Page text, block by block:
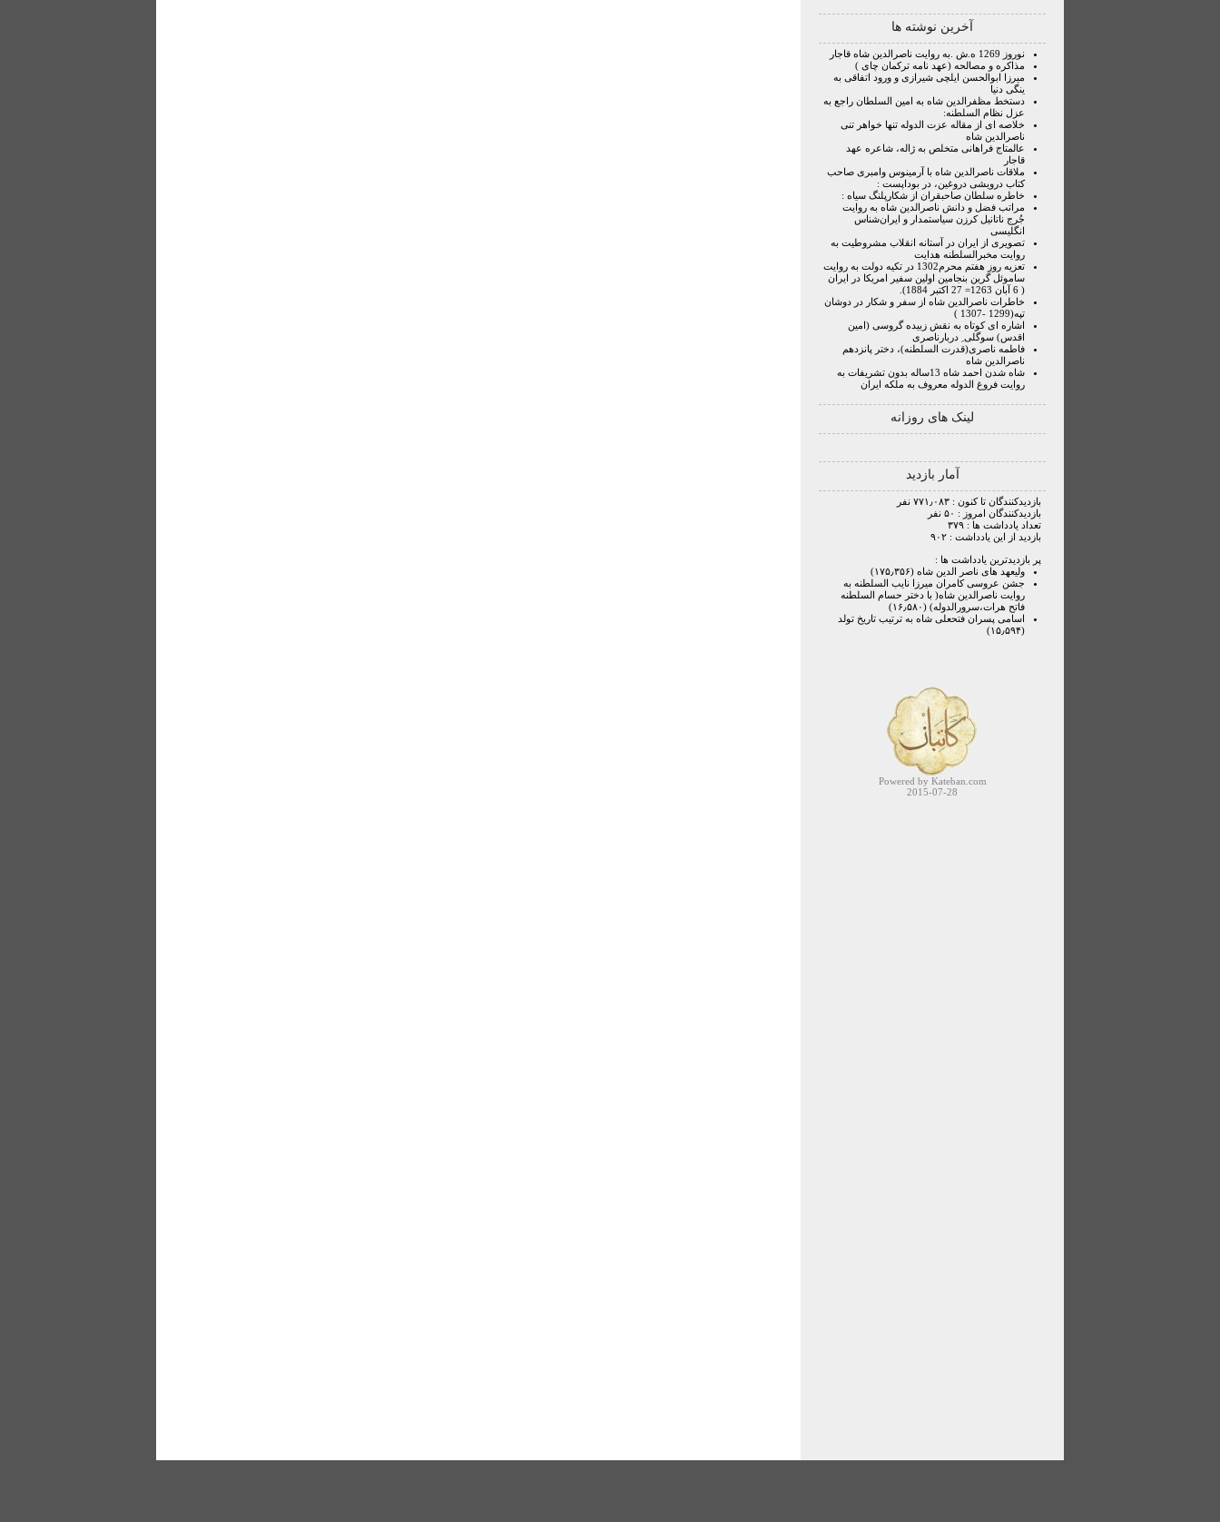
آخرین نوشته ها
نوروز 1269 ه.ش .به روایت ناصرالدین شاه قاجار
مذاکره و مصالحه (عهد نامه ترکمان چای )
میرزا ابوالحسن ایلچی شیرازی و ورود اتفاقی به
ینگی دنیا
دستخط مظفرالدین شاه به امین السلطان راجع به
عزل نظام السلطنه:
خلاصه ای از مقاله عزت الدوله تنها خواهر تنی
ناصرالدین شاه
عالمتاج فراهانی متخلص به ژاله، شاعره عهد
قاجار
ملاقات ناصرالدین شاه با آرمینوس وامبری صاحب
کتاب درویشی دروغین، در بوداپست :
خاطره سلطان صاحبقران از شکارپلنگ سیاه :
مراتب فضل و دانش ناصرالدین شاه به روایت
جُرج ناتانیل کرزن سیاستمدار و ایران‌شناس
انگلیسی
تصویری از ایران در آستانه انقلاب مشروطیت به
روایت مخبرالسلطنه هدایت
تعزیه روز هفتم محرم1302 در تکیه دولت به روایت
ساموئل گرین بنجامین اولین سفیر امریکا در ایران
( 6 آبان 1263= 27 اکتبر 1884).
خاطرات ناصرالدین شاه از سفر و شکار در دوشان
تپه(1299 -1307 )
اشاره ای کوتاه به نقش زبیده گروسی (امین
اقدس) سوگلی ِ دربارناصری
فاطمه ناصری(قدرت السلطنه)، دختر پانزدهم
ناصرالدین شاه
شاه شدن احمد شاه 13ساله بدون تشریفات به
روایت فروغ الدوله معروف به ملکه ایران
لینک های روزانه
آمار بازدید
بازدیدکنندگان تا کنون : ۷۷۱٫۰۸۳ نفر
بازدیدکنندگان امروز : ۵۰ نفر
تعداد یادداشت ها : ۳۷۹
بازدید از این یادداشت : ۹۰۲
پر بازدیدترین یادداشت ها :
ولیعهد های ناصر الدین شاه (۱۷۵٫۳۵۶)
جشن عروسی کامران میرزا نایب السلطنه به
روایت ناصرالدین شاه( با دختر حسام السلطنه
فاتح هرات،سرورالدوله) (۱۶٫۵۸۰)
اسامی پسران فتحعلی شاه به ترتیب تاریخ تولد
(۱۵٫۵۹۴)
Powered by Kateban.com
2015-07-28